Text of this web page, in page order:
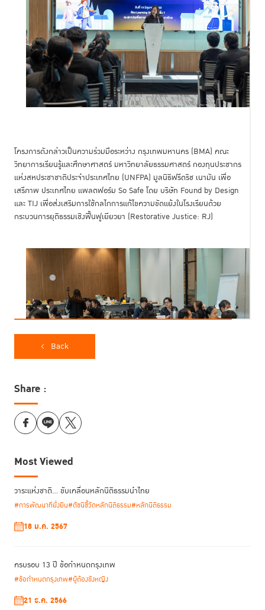
โครงการดังกล่าวเป็นความร่วมมือระหว่าง กรุงเทพมหานคร (BMA) คณะ
วิทยาการเรียนรู้และศึกษาศาสตร์ มหาวิทยาลัยธรรมศาสตร์ กองทุนประชากร
แห่งสหประชาชาติประจำประเทศไทย (UNFPA) มูลนิธิฟรีดริช เนามัน เพื่อ
เสรีภาพ ประเทศไทย แพลตฟอร์ม So Safe โดย บริษัท Found by Design
และ TIJ เพื่อส่งเสริมการใช้กลไกการแก้ไขความขัดแย้งในโรงเรียนด้วย
กระบวนการยุติธรรมเชิงฟื้นฟูเยียวยา (Restorative Justice: RJ)
ในโอกาสนี้ รองผู้อำนวยการ TIJ ระบุว่า Restorative Justice ไม่ใช่เพียง
ปรับใช้ได้จริงในบริบทโรงเรียนไทย โดยมีบทเรียนสำคัญจากโครงการนี้คือการ
รับฟังเป็นจุดเริ่มต้นของการเปลี่ยนแปลง และครูคือหัวใจของการเปลี่ยนแปลง
เพรราะไม่มีเครื่องมือใดจะสร้างความไว้วางใจให้นักเรียนได้มากกว่า Human-
touch ของครูที่พร้อมเข้าใจ
Back
Share :
Most Viewed
วาระแห่งชาติ… ขับเคลื่อนหลักนิติธรรมนำไทย
#การพัฒนาที่ยั่งยืน#ดัชนีชี้วัดหลักนิติธรรม#หลักนิติธรรม
18 ม.ค. 2567
ครบรอบ 13 ปี ข้อกำหนดกรุงเทพ
#ข้อกำหนดกรุงเทพ#ผู้ต้องขังหญิง
21 ธ.ค. 2566